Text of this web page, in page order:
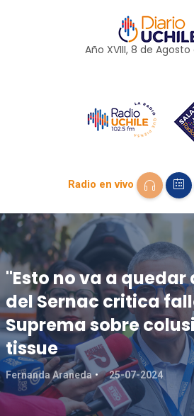
Año XVIII, 8 de Agosto
Radio en vivo
"Esto no va a
del Sernac critica
Suprema sobre
tissue
Fernanda Araneda 25-07-2024